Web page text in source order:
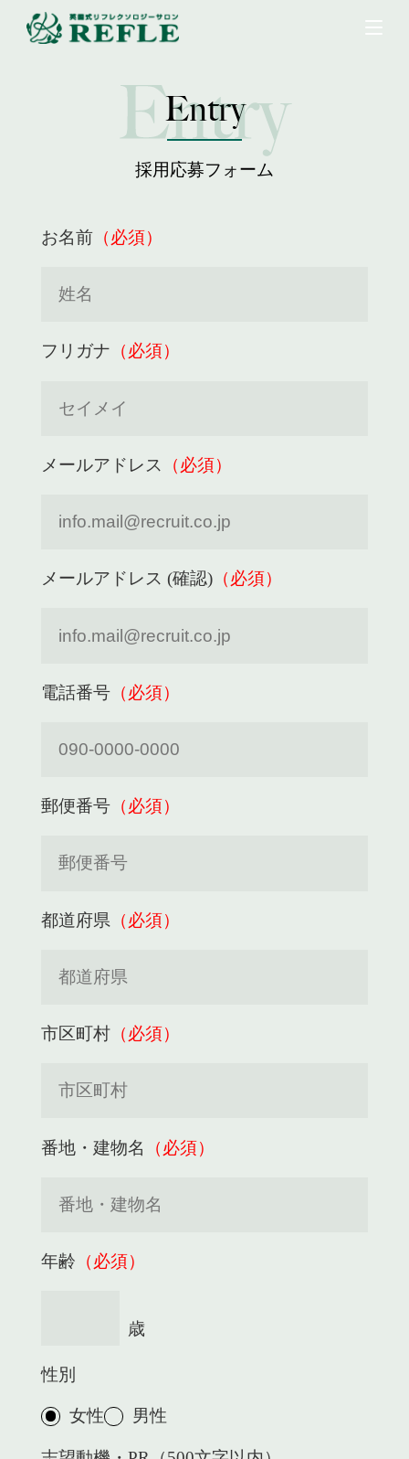
Entry
採用応募フォーム
お名前（必須）
フリガナ （必須）
メールアドレス （必須）
メールアドレス (確認)（必須）
電話番号（必須）
郵便番号（必須）
都道府県 （必須）
市区町村（必須）
番地・建物名 （必須）
年齢 （必須）
性別
女性 男性